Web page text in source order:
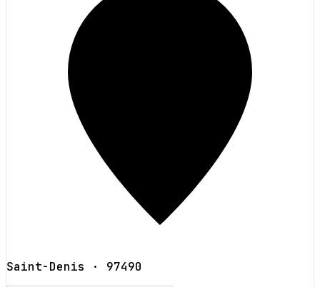
Saint-Denis · 97490